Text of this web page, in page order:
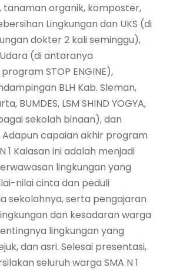
tanaman organik, komposter,
Lingkungan dan UKS (di
dokter 2 kali seminggu),
(di antaranya
STOP ENGINE),
BLH Kab. Sleman,
BUMDES, LSM SHIND YOGYA,
sekolah binaan), dan
Adapun capaian akhir program
1 Kalasan ini adalah menjadi
lingkungan yang
nilai cinta dan peduli
sekolahnya, serta pengajaran
dan kesadaran warga
lingkungan yang
dan asri. Selesai presentasi,
seluruh warga SMA N 1